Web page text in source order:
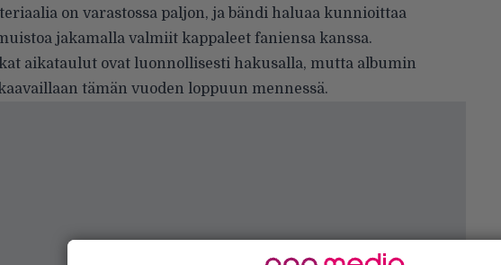
on varastossa paljon, ja bändi haluaa kunnioittaa
jakamalla valmiit kappaleet faniensa kanssa.
aikataulut ovat luonnollisesti hakusalla, mutta albumin
tämän vuoden loppuun mennessä.